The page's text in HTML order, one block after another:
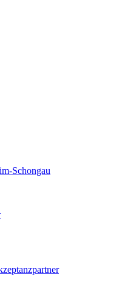
Schongau